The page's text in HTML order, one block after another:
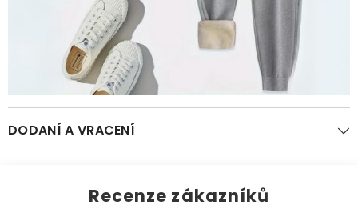
DODANÍ A VRACENÍ
Recenze zákazníků